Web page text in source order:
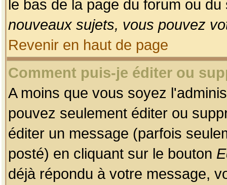
le bas de la page du forum ou
nouveaux sujets, vous pouvez
Revenir en haut de page
Comment puis-je éditer ou
A moins que vous soyez
pouvez seulement éditer ou
éditer un message (parfois
posté) en cliquant sur le bouton
déjà répondu à votre message,